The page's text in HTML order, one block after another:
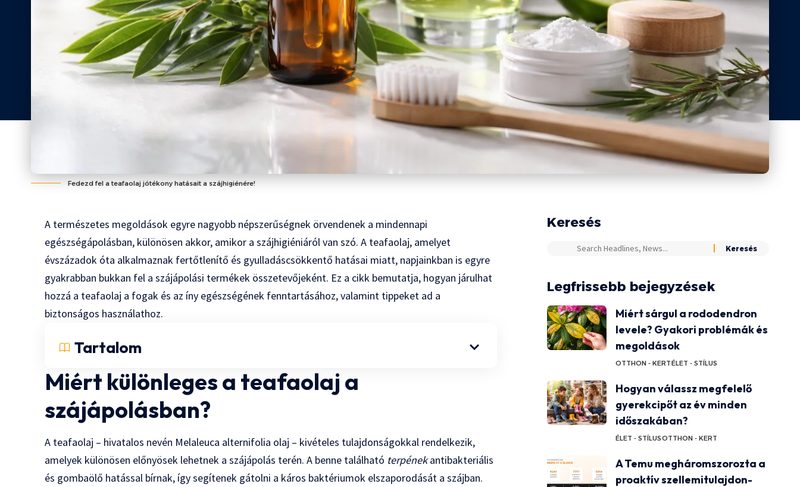
Fedezd fel a teafaolaj jótékony hatásait a szájhigiénére!
A természetes megoldások egyre nagyobb népszerűségnek örvendenek a mindennapi
egészségápolásban, különösen akkor, amikor a szájhigiéniáról van szó. A teafaolaj, amelyet
évszázadok óta alkalmaznak fertőtlenítő és gyulladáscsökkentő hatásai miatt, napjainkban is egyre
gyakrabban bukkan fel a szájápolási termékek összetevőjeként. Ez a cikk bemutatja, hogyan járulhat
hozzá a teafaolaj a fogak és az íny egészségének fenntartásához, valamint tippeket ad a
biztonságos használathoz.
Tartalom
Miért különleges a teafaolaj a
szájápolásban?
A teafaolaj – hivatalos nevén Melaleuca alternifolia olaj – kivételes tulajdonságokkal rendelkezik,
amelyek különösen előnyösek lehetnek a szájápolás terén. A benne található terpénekantibakteriális
és gombaölő hatással bírnak, így segítenek gátolni a káros baktériumok elszaporodását a szájban.
Keresés
Legfrissebb bejegyzések
Miért sárgul a rododendron
levele? Gyakori problémák és
megoldások
OTTHON - KERTÉLET - STÍLUS
Hogyan válassz megfelelő
gyerekcipőt az év minden
időszakában?
ÉLET - STÍLUSOTTHON - KERT
A Temu megháromszorozta a
proaktív szellemitulajdon-